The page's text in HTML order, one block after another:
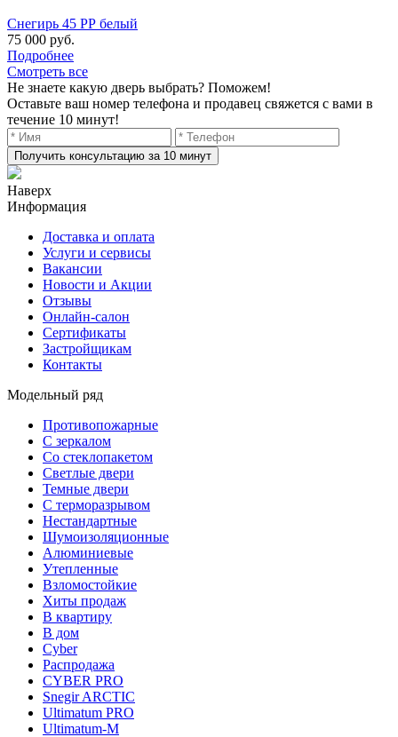
Снегирь 45 РР белый
75 000 руб.
Подробнее
Смотреть все
Не знаете какую дверь выбрать? Поможем!
Оставьте ваш номер телефона и продавец свяжется с вами в
течение 10 минут!
Получить консультацию за 10 минут
Наверх
Информация
Доставка и оплата
Услуги и сервисы
Вакансии
Новости и Акции
Отзывы
Онлайн-салон
Сертификаты
Застройщикам
Контакты
Модельный ряд
Противопожарные
С зеркалом
Со стеклопакетом
Светлые двери
Темные двери
С терморазрывом
Нестандартные
Шумоизоляционные
Алюминиевые
Утепленные
Взломостойкие
Хиты продаж
В квартиру
В дом
Cyber
Распродажа
CYBER PRO
Snegir ARCTIC
Ultimatum PRO
Ultimatum-M